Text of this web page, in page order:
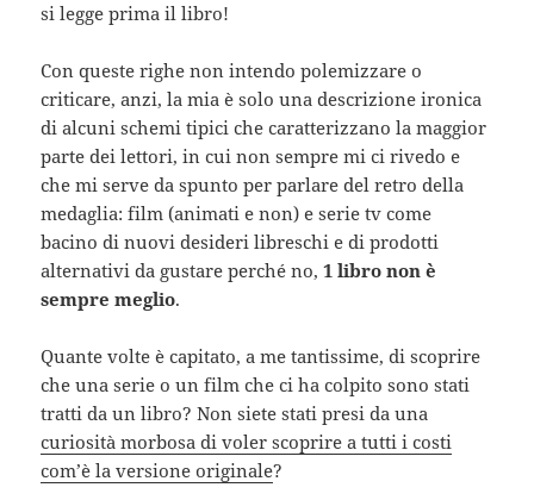
si legge prima il libro!
Con queste righe non intendo polemizzare o
criticare, anzi, la mia è solo una descrizione ironica
di alcuni schemi tipici che caratterizzano la maggior
parte dei lettori, in cui non sempre mi ci rivedo e
che mi serve da spunto per parlare del retro della
medaglia: film (animati e non) e serie tv come
bacino di nuovi desideri libreschi e di prodotti
alternativi da gustare perché no,1 libro non è
sempre meglio.
Quante volte è capitato, a me tantissime, di scoprire
che una serie o un film che ci ha colpito sono stati
tratti da un libro? Non siete stati presi da una
curiosità morbosa di voler scoprire a tutti i costi
com’è la versione originale?